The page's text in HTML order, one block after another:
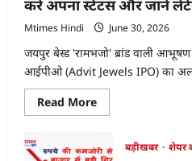
करें अपना स्टेटस और जानें
Mtimes Hindi June 30, 2026
जयपुर बेस्ड 'रामभजो' ब्रांड वाली
आईपीओ (Advit Jewels IPO) का
Read MoreRead
more
Jewels
IPO
बड़ीखबर
शेयर